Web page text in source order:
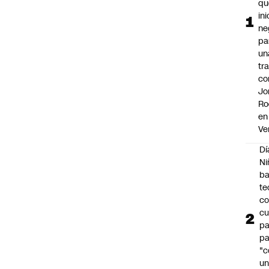
en
un